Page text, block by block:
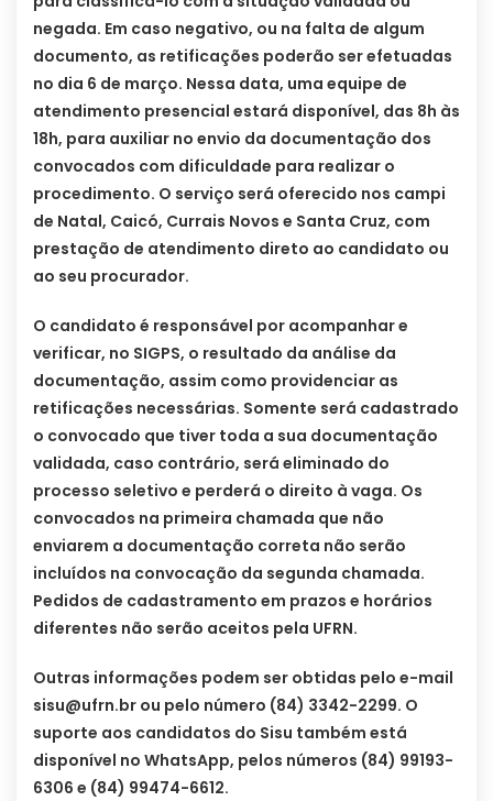
negada. Em caso negativo, ou na falta de algum
documento, as retificações poderão ser efetuadas
no dia 6 de março. Nessa data, uma equipe de
atendimento presencial estará disponível, das 8h às
18h, para auxiliar no envio da documentação dos
convocados com dificuldade para realizar o
procedimento. O serviço será oferecido nos campi
de Natal, Caicó, Currais Novos e Santa Cruz, com
prestação de atendimento direto ao candidato ou
ao seu procurador.
O candidato é responsável por acompanhar e
verificar, no SIGPS, o resultado da análise da
documentação, assim como providenciar as
retificações necessárias. Somente será cadastrado
o convocado que tiver toda a sua documentação
validada, caso contrário, será eliminado do
processo seletivo e perderá o direito à vaga. Os
convocados na primeira chamada que não
enviarem a documentação correta não serão
incluídos na convocação da segunda chamada.
Pedidos de cadastramento em prazos e horários
diferentes não serão aceitos pela UFRN.
Outras informações podem ser obtidas pelo e-mail
sisu@ufrn.br ou pelo número (84) 3342-2299. O
suporte aos candidatos do Sisu também está
disponível no WhatsApp, pelos números (84) 99193-
6306 e (84) 99474-6612.